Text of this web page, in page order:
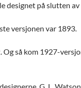
designet på slutten
versjonen var 1893.
Og så kom 1927-